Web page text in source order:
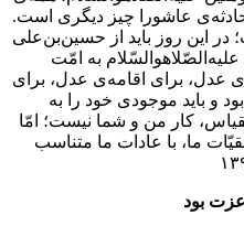
عاشورا چیز دیگری است.
در این روز باید از حسین‌بن‌علی
به امّت
عدل، برای اقامه‌ی عدل، برای
و باید موجودی خود را به
کار من و شما نیست؛ امّا
ما، با عادات ما متناسب
بود